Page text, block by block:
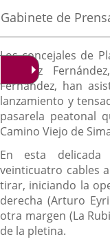
la
noticia
Fuente
la
noticia
Gabinete de
Descripción
Los concejales de
Sánchez
Fernández, han
lanzamiento y
pasarela peatonal
Camino Viejo de
En esta delicada
veinticuatro cables
tirar, iniciando la
derecha (Arturo
otra margen (La
de la pletina.